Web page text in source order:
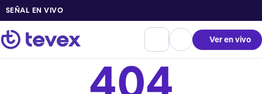
SEÑAL EN VIVO
Ver en vivo
404